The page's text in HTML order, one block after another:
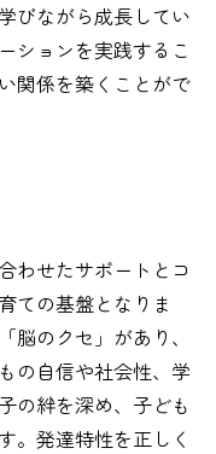
びながら成長してい
ションを実践するこ
関係を築くことがで
わせたサポートとコ
ての基盤となりま
のクセ」があり、
の自信や社会性、学
の絆を深め、子ども
。発達特性を正しく